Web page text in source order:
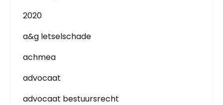
2020
a&g letselschade
achmea
advocaat
advocaat bestuursrecht